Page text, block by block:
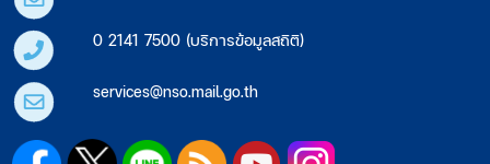
0 2141 7500 (บริการข้อมูลสถิติ)
services@nso.mail.go.th